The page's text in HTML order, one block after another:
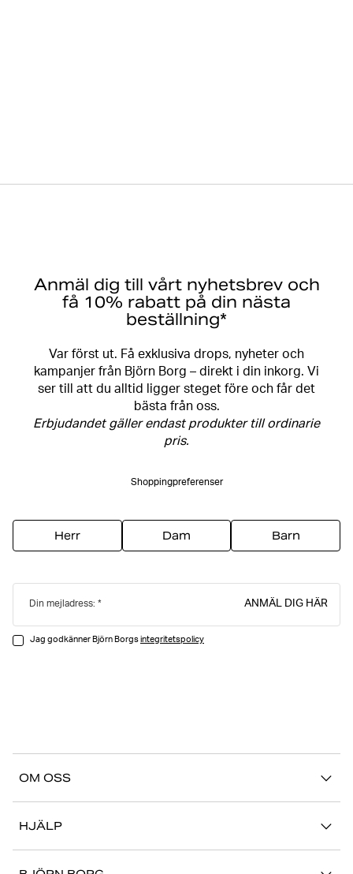
Anmäl dig till vårt nyhetsbrev och
få 10% rabatt på din nästa
beställning*
Var först ut. Få exklusiva drops, nyheter och
kampanjer från Björn Borg – direkt i din inkorg. Vi
ser till att du alltid ligger steget före och får det
bästa från oss.
Erbjudandet gäller endast produkter till ordinarie
pris.
Shoppingpreferenser
Herr Dam Barn
Din mejladress: ANMÄL DIG HÄR
Jag godkänner Björn Borgsintegritetspolicy
OM OSS
Stories
HJÄLP